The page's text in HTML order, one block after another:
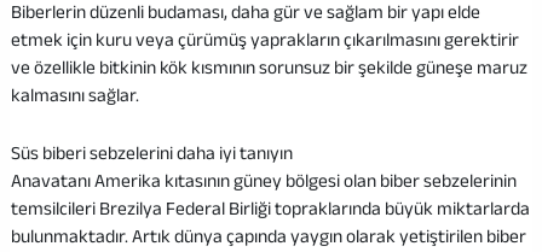
Biberlerin düzenli budaması, daha gür ve sağlam bir yapı elde
etmek için kuru veya çürümüş yaprakların çıkarılmasını gerektirir
ve özellikle bitkinin kök kısmının sorunsuz bir şekilde güneşe maruz
kalmasını sağlar.
Süs biberi sebzelerini daha iyi tanıyın
Anavatanı Amerika kıtasının güney bölgesi olan biber sebzelerinin
temsilcileri Brezilya Federal Birliği topraklarında büyük miktarlarda
bulunmaktadır. Artık dünya çapında yaygın olarak yetiştirilen biber